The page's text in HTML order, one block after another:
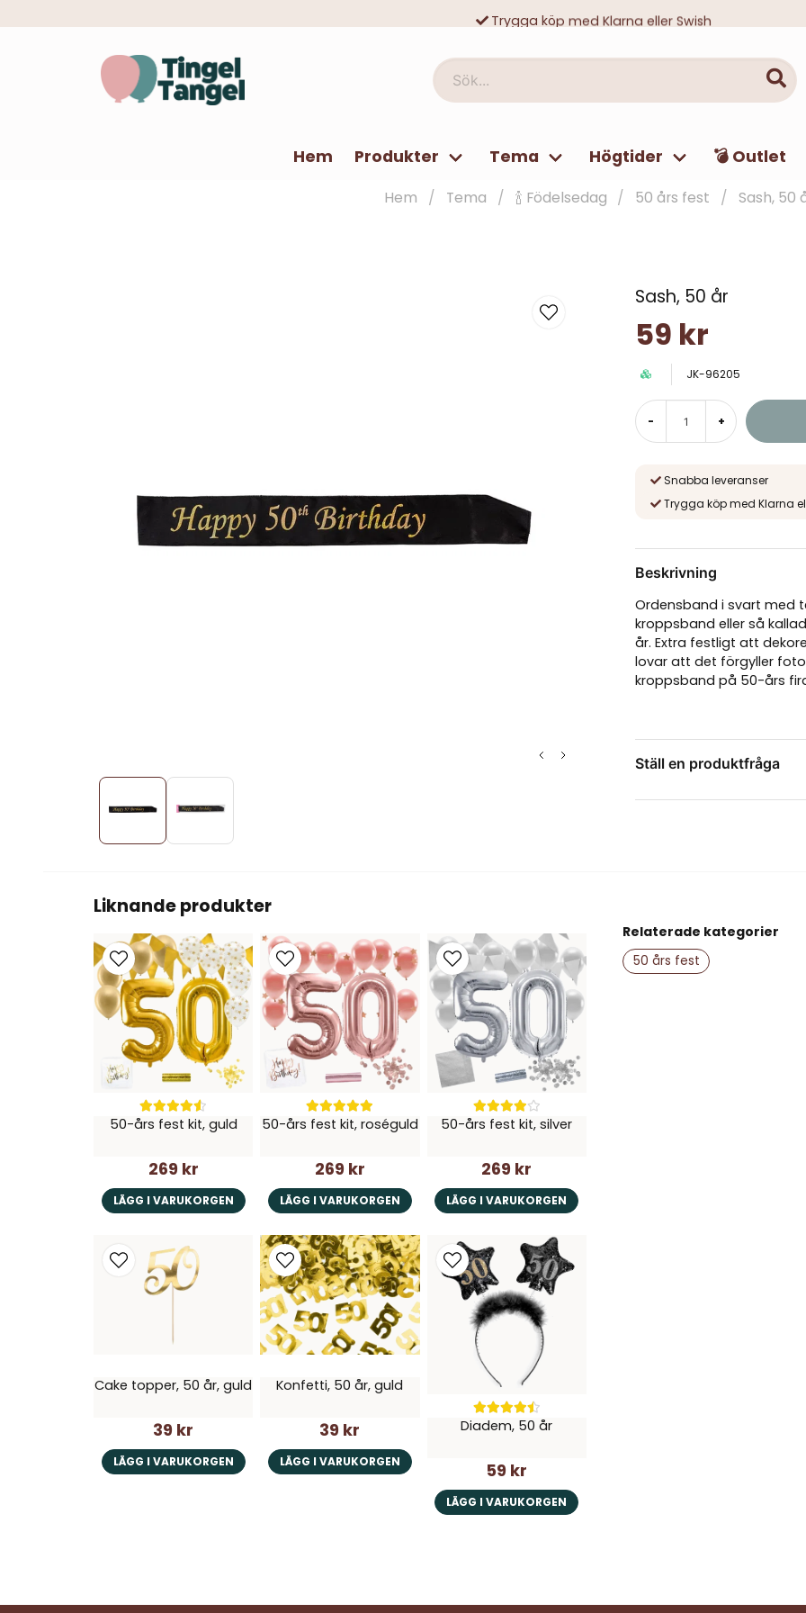
Trygga köp med Klarna eller Swish
Sök...
Hem Produkter Tema Högtider 💣 Outlet
Hem Tema 🍾 Födelsedag 50 års fest Sash, 50
Sash, 50 år
59 kr
JK-96205
- +
Snabba leveranser
Trygga köp med Klarna
Beskrivning
Ordensband i svart med
kroppsband eller så
år. Extra festligt att
lovar att det förgyller
kroppsband på 50-års
Ställ en produktfråga
Liknande produkter
50-års fest kit, guld
269 kr
LÄGG I VARUKORGEN
50-års fest kit, roséguld
269 kr
LÄGG I VARUKORGEN
50-års fest kit, silver
269 kr
LÄGG I VARUKORGEN
Cake topper, 50 år, guld
39 kr
LÄGG I VARUKORGEN
Konfetti, 50 år, guld
39 kr
LÄGG I VARUKORGEN
Diadem, 50 år
59 kr
LÄGG I VARUKORGEN
Relaterade kategorier
50 års fest